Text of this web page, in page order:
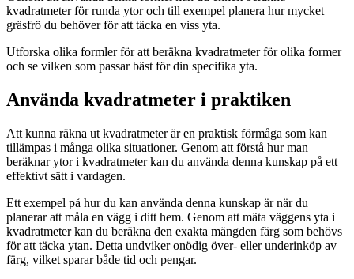
kvadratmeter för runda ytor och till exempel planera hur mycket
gräsfrö du behöver för att täcka en viss yta.
Utforska olika formler för att beräkna kvadratmeter för olika former
och se vilken som passar bäst för din specifika yta.
Använda kvadratmeter i praktiken
Att kunna räkna ut kvadratmeter är en praktisk förmåga som kan
tillämpas i många olika situationer. Genom att förstå hur man
beräknar ytor i kvadratmeter kan du använda denna kunskap på ett
effektivt sätt i vardagen.
Ett exempel på hur du kan använda denna kunskap är när du
planerar att måla en vägg i ditt hem. Genom att mäta väggens yta i
kvadratmeter kan du beräkna den exakta mängden färg som behövs
för att täcka ytan. Detta undviker onödig över- eller underinköp av
färg, vilket sparar både tid och pengar.